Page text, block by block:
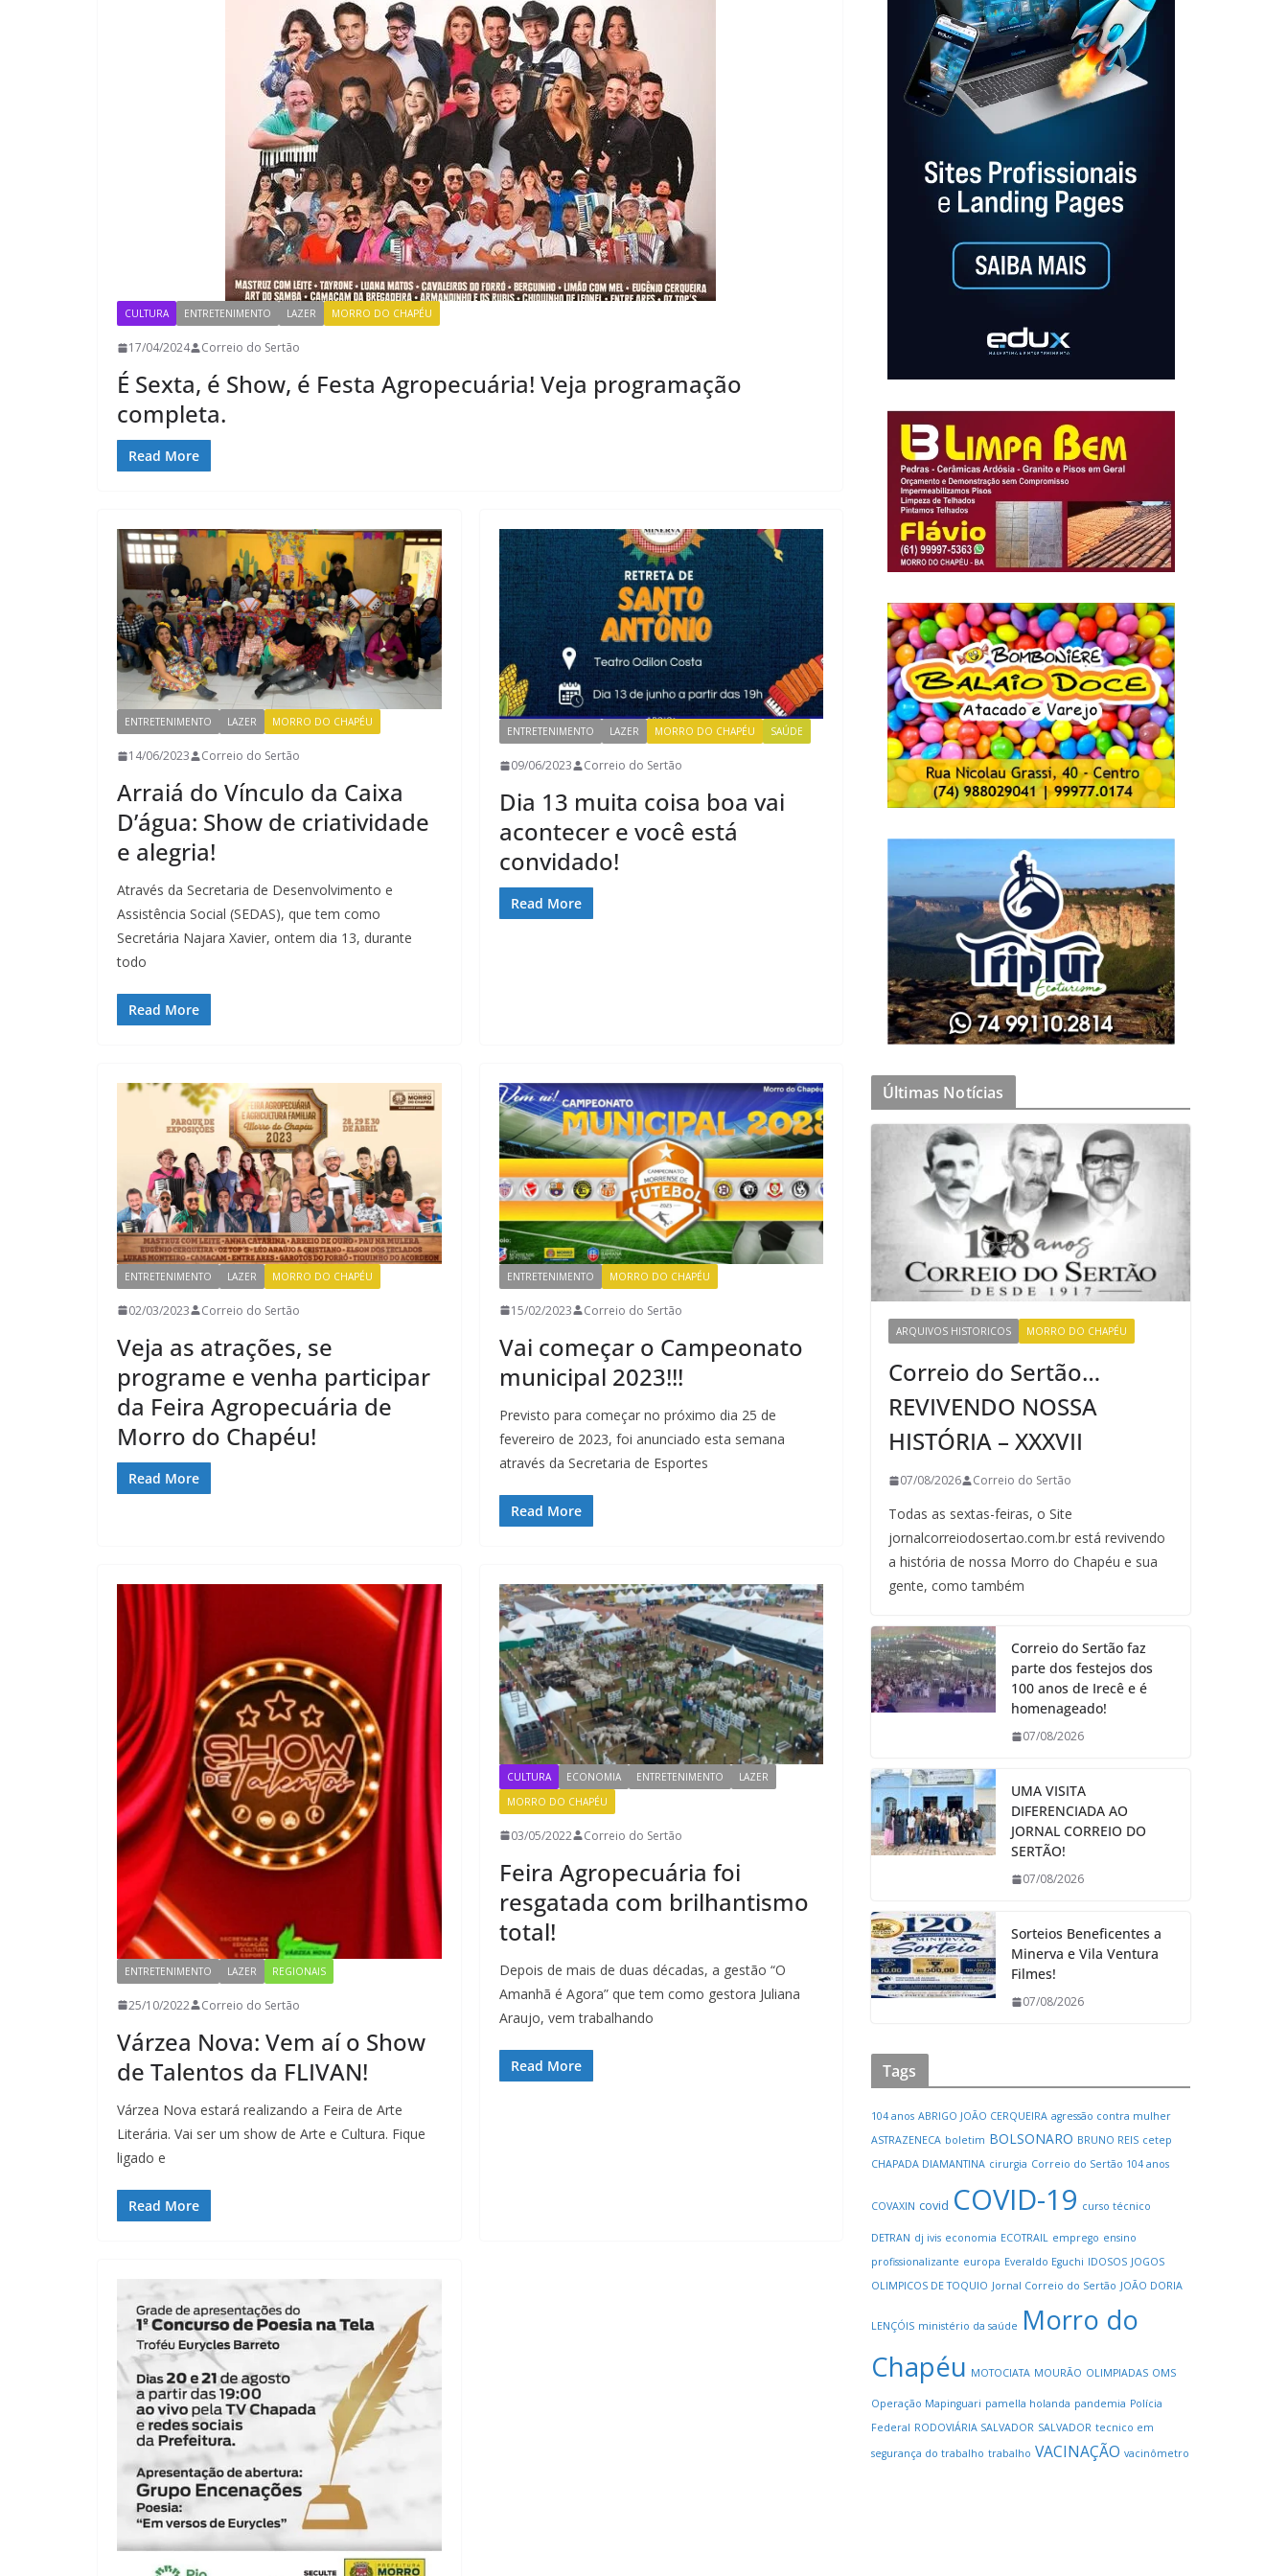
CULTURA ENTRETENIMENTO LAZER MORRO DO CHAPÉU
17/04/2024 Correio do Sertão
É Sexta, é Show, é Festa Agropecuária! Veja programação
completa.
Read More
ENTRETENIMENTO LAZER MORRO DO CHAPÉU
14/06/2023 Correio do Sertão
Arraiá do Vínculo da Caixa
D’água: Show de criatividade
e alegria!
Através da Secretaria de Desenvolvimento e
Assistência Social (SEDAS), que tem como
Secretária Najara Xavier, ontem dia 13, durante
todo
Read More
ENTRETENIMENTO LAZER MORRO DO CHAPÉU SAÚDE
09/06/2023 Correio do Sertão
Dia 13 muita coisa boa vai
acontecer e você está
convidado!
Read More
ENTRETENIMENTO LAZER MORRO DO CHAPÉU
02/03/2023 Correio do Sertão
Veja as atrações, se
programe e venha participar
da Feira Agropecuária de
Morro do Chapéu!
Read More
ENTRETENIMENTO MORRO DO CHAPÉU
15/02/2023 Correio do Sertão
Vai começar o Campeonato
municipal 2023!!!
Previsto para começar no próximo dia 25 de
fevereiro de 2023, foi anunciado esta semana
através da Secretaria de Esportes
Read More
ENTRETENIMENTO LAZER REGIONAIS
25/10/2022 Correio do Sertão
Várzea Nova: Vem aí o Show
de Talentos da FLIVAN!
Várzea Nova estará realizando a Feira de Arte
Literária. Vai ser um show de Arte e Cultura. Fique
ligado e
Read More
CULTURA ECONOMIA ENTRETENIMENTO
LAZER
MORRO DO CHAPÉU
03/05/2022 Correio do Sertão
Feira Agropecuária foi
resgatada com brilhantismo
total!
Depois de mais de duas décadas, a gestão “O
Amanhã é Agora” que tem como gestora Juliana
Araujo, vem trabalhando
Read More
Últimas Notícias
ARQUIVOS HISTORICOS MORRO DO CHAPÉU
Correio do Sertão…
REVIVENDO NOSSA
HISTÓRIA – XXXVII
07/08/2026 Correio do Sertão
Todas as sextas-feiras, o Site
jornalcorreiodosertao.com.br está revivendo
a história de nossa Morro do Chapéu e sua
gente, como também
Correio do Sertão faz
parte dos festejos dos
100 anos de Irecê e é
homenageado!
07/08/2026
UMA VISITA
DIFERENCIADA AO
JORNAL CORREIO DO
SERTÃO!
07/08/2026
Sorteios Beneficentes a
Minerva e Vila Ventura
Filmes!
07/08/2026
Tags
104 anos ABRIGO JOÃO CERQUEIRA agressão contra mulher
ASTRAZENECA boletim BOLSONARO BRUNO REIS cetep
CHAPADA DIAMANTINA cirurgia Correio do Sertão 104 anos
COVAXIN covid COVID-19 curso técnico
DETRAN dj ivis economia ECOTRAIL emprego ensino
profissionalizante europa Everaldo Eguchi IDOSOS JOGOS
OLIMPICOS DE TOQUIO Jornal Correio do Sertão JOÃO DORIA
LENÇÓIS ministério da saúde Morro do
Chapéu MOTOCIATA MOURÃO OLIMPIADAS OMS
Operação Mapinguari pamella holanda pandemia Polícia
Federal RODOVIÁRIA SALVADOR SALVADOR tecnico em
segurança do trabalho trabalho VACINAÇÃO vacinômetro